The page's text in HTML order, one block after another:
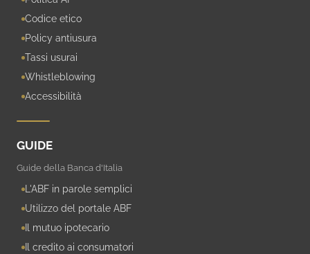
Codice etico
Policy antiusura
Tassi usurai
Whistleblowing
Accessibilità
GUIDE
Guide della Banca d'Italia
L'ABF in parole semplici
Utilizzo del portale ABF
Il mutuo ipotecario
Il credito ai consumatori